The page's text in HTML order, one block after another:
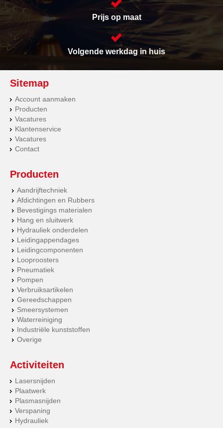
Prijs op maat
Volgende werkdag in huis
Sitemap
Account aanmaken
Producten
Vacatures
Klantenservice
Vacatures
Contact
Producten
Aandrijftechniek
Afdichtingen en Rubbers
Bevestigings materialen
Hang en sluitwerk
Hydrauliek onderdelen
Leidingappendages
Leidingcomponenten
Looproosters
Pneumatiek
Pompen
Verbruiksartikelen
Gereedschappen
Smeersystemen
Waterreiniging
Industriële kunststoffen
Overige
Activiteiten
Lasersnijden
Plaatwerk
Plasmasnijden
Verspaning
Hydrauliek